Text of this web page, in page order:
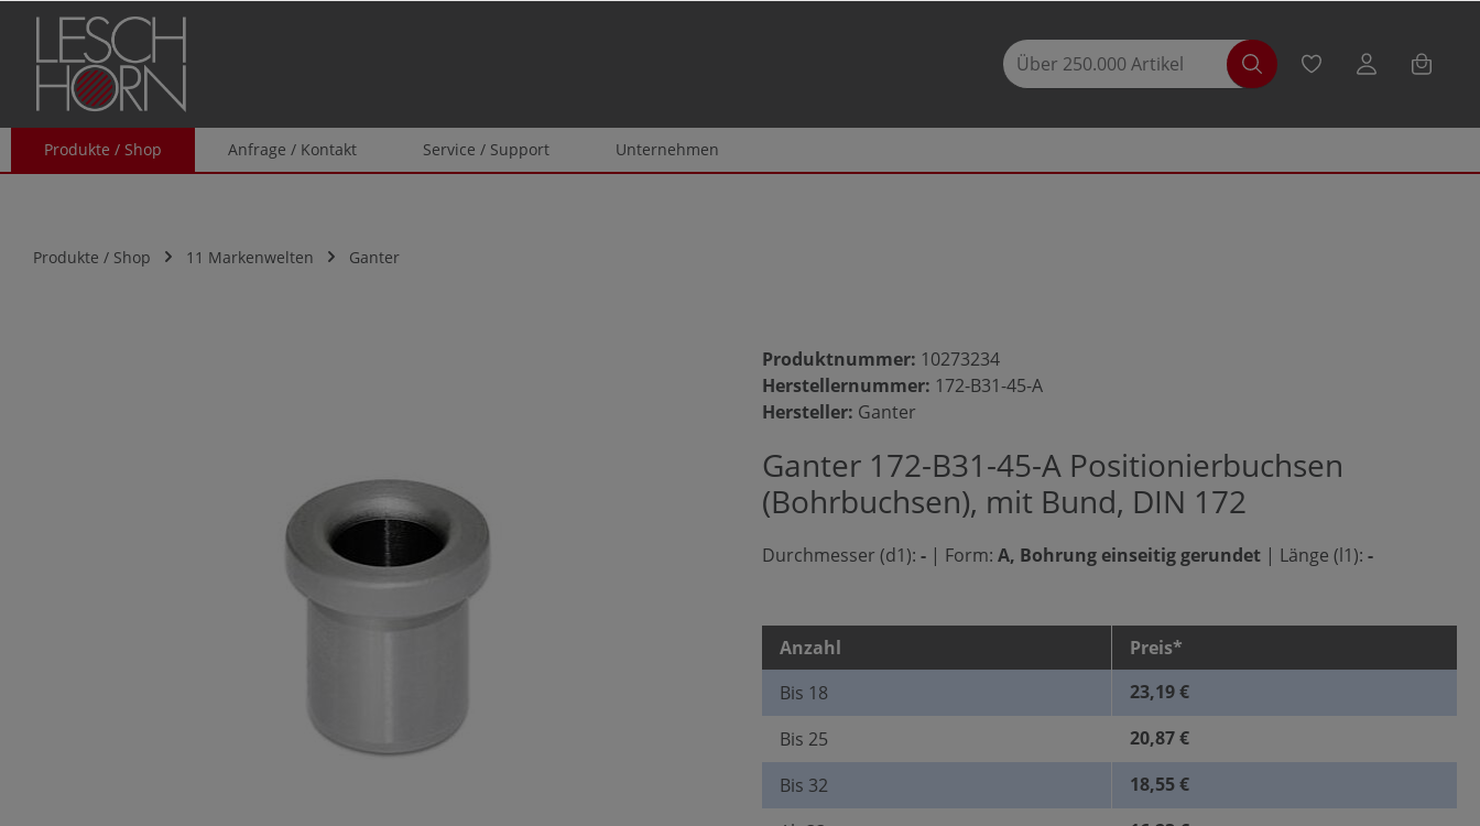
Zur Hauptnavigation springen
Produkte / Shop Anfrage / Kontakt Service / Support Unternehmen
Produkte / Shop 11 Markenwelten Ganter
Produktnummer: 10273234
Herstellernummer: 172-B31-45-A
Hersteller: Ganter
Ganter 172-B31-45-A Positionierbuchsen
(Bohrbuchsen), mit Bund, DIN 172
Durchmesser (d1): - | Form: A, Bohrung einseitig gerundet | Länge (l1): -
Anzahl
Preis*
Bis 18
23,19 €
Bis 25
20,87 €
Bis 32
18,55 €